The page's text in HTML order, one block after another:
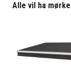
Alle vil ha